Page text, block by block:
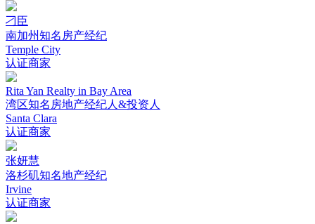
刁臣
南加州知名房产经纪
Temple City
认证商家
Rita Yan Realty in Bay Area
湾区知名房地产经纪人&投资人
Santa Clara
认证商家
张妍慧
洛杉矶知名地产经纪
Irvine
认证商家